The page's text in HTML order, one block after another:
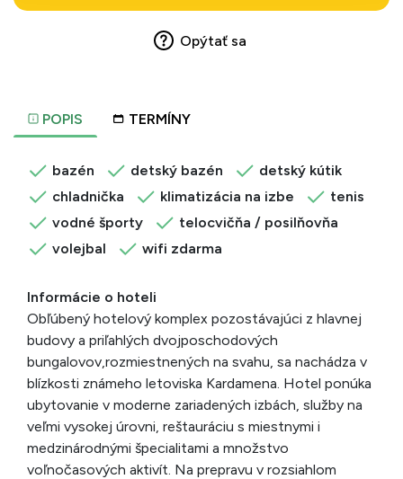
POPIS TERMÍNY
bazén detský bazén
detský kútik
chladnička
klimatizácia na izbe
tenis
vodné športy
telocvičňa / posilňovňa
volejbal
wifi zdarma
Informácie o hoteli
Obľúbený hotelový komplex pozostávajúci z hlavnej
budovy a priľahlých dvojposchodových
bungalovov,rozmiestnených na svahu, sa nachádza v
blízkosti známeho letoviska Kardamena. Hotel ponúka
ubytovanie v moderne zariadených izbách, služby na
veľmi vysokej úrovni, reštauráciu s miestnymi i
medzinárodnými špecialitami a množstvo
voľnočasových aktivít. Na prepravu v rozsiahlom
Opýtať sa